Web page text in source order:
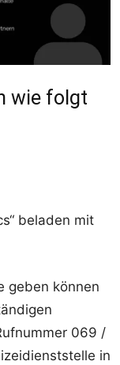
wie folgt
beladen mit
geben können
069 /
in